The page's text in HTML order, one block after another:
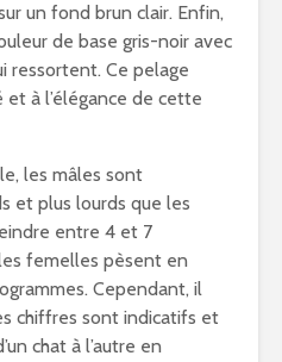
un fond brun clair. Enfin,
de base gris-noir avec
ressortent. Ce pelage
à l’élégance de cette
les mâles sont
et plus lourds que les
entre 4 et 7
femelles pèsent en
Cependant, il
chiffres sont indicatifs et
chat à l’autre en